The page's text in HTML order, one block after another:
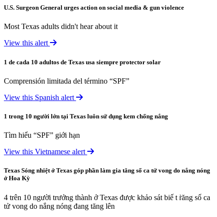
U.S. Surgeon General urges action on social media & gun violence
Most Texas adults didn't hear about it
View this alert
1 de cada 10 adultos de Texas usa siempre protector solar
Comprensión limitada del término “SPF”
View this Spanish alert
1 trong 10 người lớn tại Texas luôn sử dụng kem chống nắng
Tìm hiểu “SPF” giới hạn
View this Vietnamese alert
Texas Sóng nhiệt ở Texas góp phần làm gia tăng số ca tử vong do nắng nóng
ở Hoa Kỳ
4 trên 10 người trưởng thành ở Texas được khảo sát biế t r̀ăng số ca
tử vong do nắng nóng đang tăng lên